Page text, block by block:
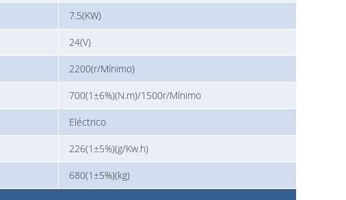
7.5(KW)
24(V)
2200(r/Mínimo)
700(1±6%)(N.m)/1500r/Mínimo
Eléctrico
226(1±5%)(g/Kw.h)
680(1±5%)(kg)